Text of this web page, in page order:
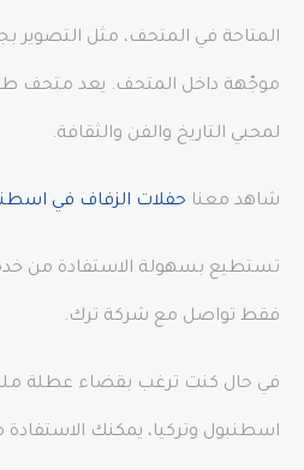
المتاحة في المتحف، مثل التصوير
موجّهة داخل المتحف. يعد متحف
لمحبي التاريخ والفن والثقافة.
شاهد معنا حفلات الزفاف في
تستطيع بسهولة الاستفادة من
فقط تواصل مع شركة ترك.
في حال كنت ترغب بقضاء عطلة
اسطنبول وتركيا، يمكنك